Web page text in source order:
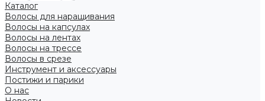
Каталог
Волосы для наращивания
Волосы на капсулах
Волосы на лентах
Волосы на трессе
Волосы в срезе
Инструмент и аксессуары
Постижи и парики
О нас